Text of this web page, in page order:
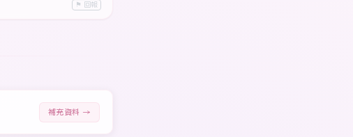
⚑ 回報
補充資料 →